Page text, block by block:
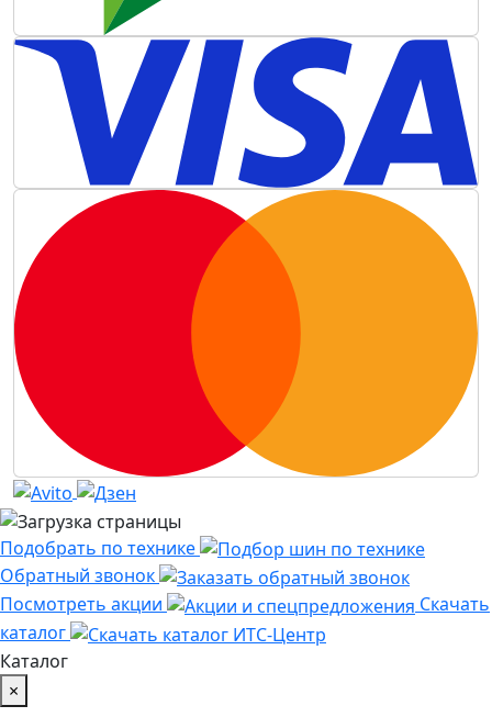
Подобрать по технике
Обратный звонок
Посмотреть акции
Скачать
каталог
Каталог
×